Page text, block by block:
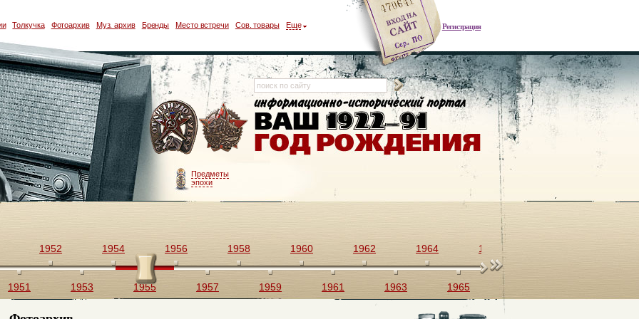
Регистрация
Толкучка Фотоархив Муз. архив Бренды Место встречи Сов. товары Еще
Предметы
эпохи
1951
1952
1953
1954
1955
1956
1957
1958
1959
1960
1961
1962
1963
1964
1965
1966